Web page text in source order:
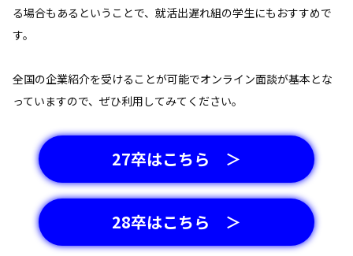
る場合もあるということで、就活出遅れ組の学生にもおすすめで
す。
全国の企業紹介を受けることが可能でオンライン面談が基本とな
っていますので、ぜひ利用してみてください。
27卒はこちら ＞
28卒はこちら ＞